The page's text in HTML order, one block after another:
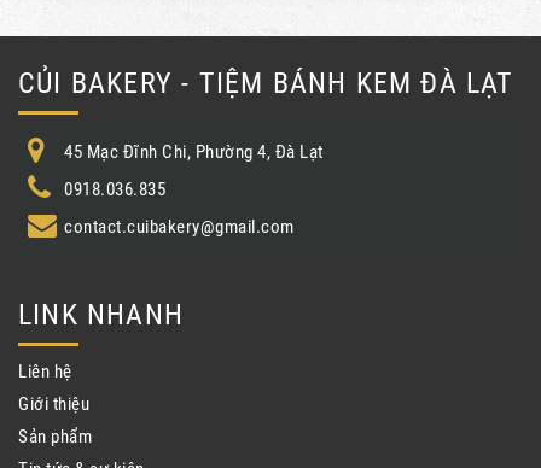
CỦI BAKERY - TIỆM BÁNH KEM ĐÀ LẠT
45 Mạc Đĩnh Chi, Phường 4, Đà Lạt
0918.036.835
contact.cuibakery@gmail.com
LINK NHANH
Liên hệ
Giới thiệu
Sản phẩm